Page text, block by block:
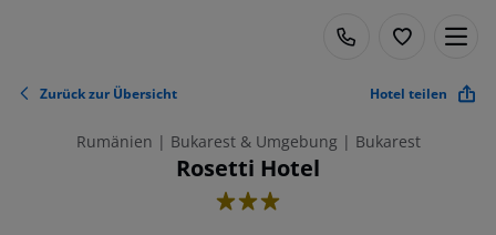
Zurück zur Übersicht Hotel teilen
Rumänien | Bukarest & Umgebung | Bukarest
Rosetti Hotel
3